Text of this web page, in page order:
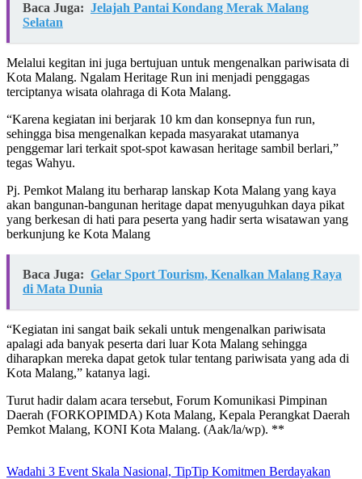
Baca Juga: Jelajah Pantai Kondang Merak Malang
Selatan
Melalui kegitan ini juga bertujuan untuk mengenalkan pariwisata di
Kota Malang. Ngalam Heritage Run ini menjadi penggagas
terciptanya wisata olahraga di Kota Malang.
“Karena kegiatan ini berjarak 10 km dan konsepnya fun run,
sehingga bisa mengenalkan kepada masyarakat utamanya
penggemar lari terkait spot-spot kawasan heritage sambil berlari,”
tegas Wahyu.
Pj. Pemkot Malang itu berharap lanskap Kota Malang yang kaya
akan bangunan-bangunan heritage dapat menyuguhkan daya pikat
yang berkesan di hati para peserta yang hadir serta wisatawan yang
berkunjung ke Kota Malang
Baca Juga: Gelar Sport Tourism, Kenalkan Malang Raya
di Mata Dunia
“Kegiatan ini sangat baik sekali untuk mengenalkan pariwisata
apalagi ada banyak peserta dari luar Kota Malang sehingga
diharapkan mereka dapat getok tular tentang pariwisata yang ada di
Kota Malang,” katanya lagi.
Turut hadir dalam acara tersebut, Forum Komunikasi Pimpinan
Daerah (FORKOPIMDA) Kota Malang, Kepala Perangkat Daerah
Pemkot Malang, KONI Kota Malang. (Aak/la/wp). **
Wadahi 3 Event Skala Nasional, TipTip Komitmen Berdayakan